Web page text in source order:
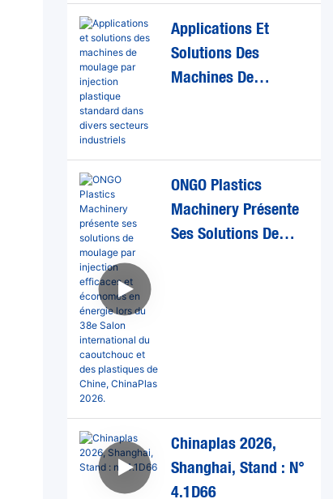
Applications Et
Solutions Des
Machines De
ONGO Plastics
Machinery Présente
Ses Solutions De
2026.
Chinaplas 2026,
Shanghai, Stand : N°
4.1D66